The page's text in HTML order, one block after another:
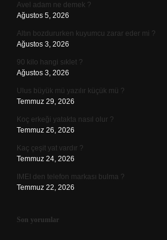
Avel adam ne demek ?
Ağustos 5, 2026
Altın bozdururken kuyumcu zarar eder mi ?
Ağustos 3, 2026
90 kilo hangi sıklet ?
Ağustos 3, 2026
Ulus büyük mü yazılır küçük mü ?
Temmuz 29, 2026
Koç erkeği yatakta nasıl olur ?
Temmuz 26, 2026
Kaç çeşit yat vardır ?
Temmuz 24, 2026
IMEI den telefon markası bulma ?
Temmuz 22, 2026
Son yorumlar